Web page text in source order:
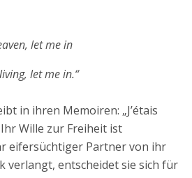
let me in
let me in.“
in ihren Memoiren: „J’étais
Wille zur Freiheit ist
eifersüchtiger Partner von ihr
verlangt, entscheidet sie sich für